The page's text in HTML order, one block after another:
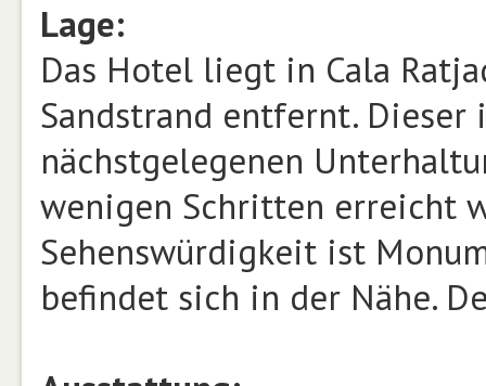
Lage:
Das Hotel liegt in Cala
Sandstrand entfernt. Dieser
nächstgelegenen
wenigen Schritten erreicht
Sehenswürdigkeit ist
befindet sich in der Nähe.